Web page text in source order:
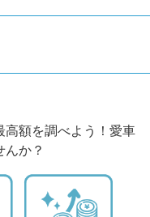
高額を調べよう！愛車
んか？